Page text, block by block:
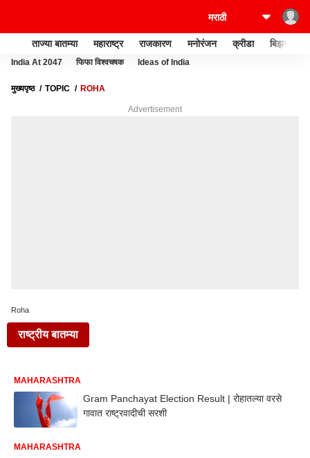
ताज्या बातम्या महाराष्ट्र राजकारण मनोरंजन क्रीडा बिझनेस
India At 2047 फिफा विश्वचषक Ideas of India
मुख्यपृष्ठ TOPIC ROHA
Advertisement
Roha
राष्ट्रीय बातम्या
MAHARASHTRA
Gram Panchayat Election Result | रोहातल्या वरसे
गावात राष्ट्रवादीची सरशी
MAHARASHTRA